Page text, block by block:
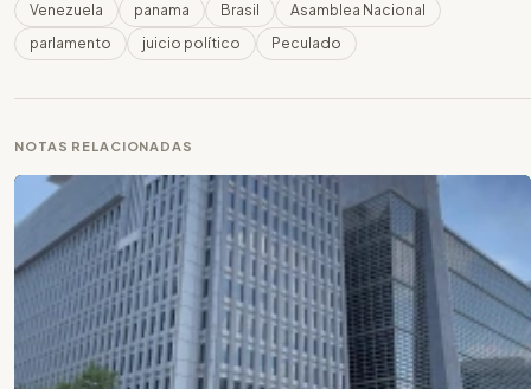
Venezuela
panama Brasil
Asamblea Nacional
parlamento
juicio político Peculado
NOTAS RELACIONADAS